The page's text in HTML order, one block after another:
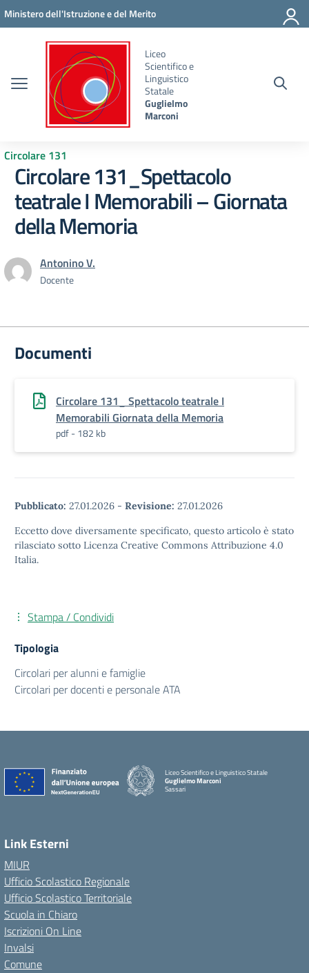
Vai ai contenuti
Vai al menu di navigazione
Vai al footer
Ministero dell'Istruzione e del Merito
Liceo
Scientifico e
Linguistico
Statale
Guglielmo
Marconi
Circolare 131
Circolare 131_Spettacolo
teatrale I Memorabili – Giornata
della Memoria
Antonino V.
Docente
Documenti
Circolare 131_ Spettacolo teatrale I
Memorabili Giornata della Memoria
pdf - 182 kb
Pubblicato: 27.01.2026 - Revisione: 27.01.2026
Eccetto dove diversamente specificato, questo articolo è stato
rilasciato sotto Licenza Creative Commons Attribuzione 4.0
Italia.
Stampa / Condividi
Tipologia
Circolari per alunni e famiglie
Circolari per docenti e personale ATA
Liceo Scientifico e Linguistico Statale
Guglielmo Marconi
Sassari
Link Esterni
MIUR
Ufficio Scolastico Regionale
Ufficio Scolastico Territoriale
Scuola in Chiaro
Iscrizioni On Line
Invalsi
Comune